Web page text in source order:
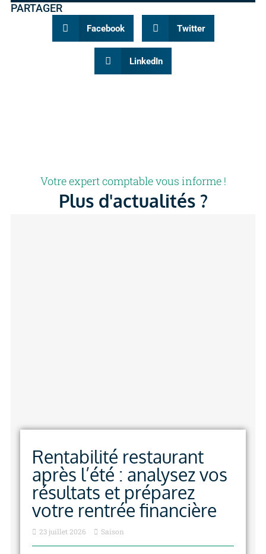
PARTAGER
Facebook Twitter
LinkedIn
Votre expert comptable vous informe !
Plus d'actualités ?
Rentabilité restaurant
après l’été : analysez vos
résultats et préparez
votre rentrée financière
23 juillet 2026 Saison